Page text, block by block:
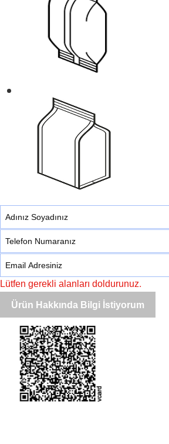
Lütfen gerekli alanları doldurunuz.
Ürün Hakkında Bilgi İstiyorum